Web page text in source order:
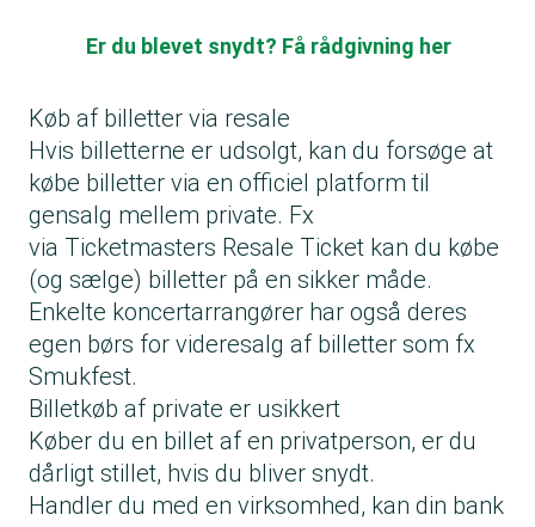
Er du blevet snydt? Få rådgivning her
Køb af billetter via resale
Hvis billetterne er udsolgt, kan du forsøge at
købe billetter via en officiel platform til
gensalg mellem private. Fx
via Ticketmasters Resale Ticket kan du købe
(og sælge) billetter på en sikker måde.
Enkelte koncertarrangører har også deres
egen børs for videresalg af billetter som fx
Smukfest.
Billetkøb af private er usikkert
Køber du en billet af en privatperson, er du
dårligt stillet, hvis du bliver snydt.
Handler du med en virksomhed, kan din bank